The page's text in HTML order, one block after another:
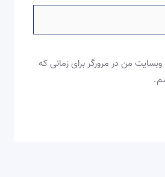
وبسایت من در مرورگر برای زمانی که